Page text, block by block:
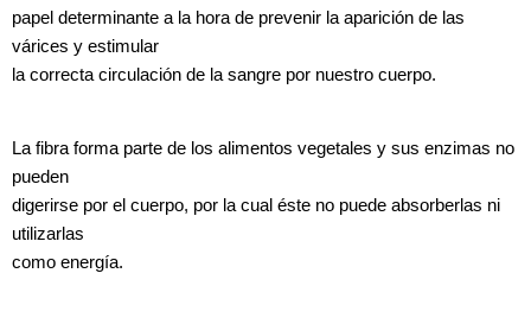
papel determinante a la hora de prevenir la aparición de las
várices y estimular
la correcta circulación de la sangre por nuestro cuerpo.
La fibra forma parte de los alimentos vegetales y sus enzimas no
pueden
digerirse por el cuerpo, por la cual éste no puede absorberlas ni
utilizarlas
como energía.